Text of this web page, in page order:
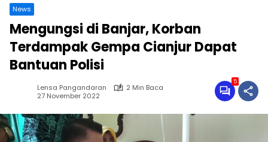
News
Mengungsi di Banjar, Korban
Terdampak Gempa Cianjur Dapat
Bantuan Polisi
Lensa Pangandaran
2 Min Baca
27 November 2022
5